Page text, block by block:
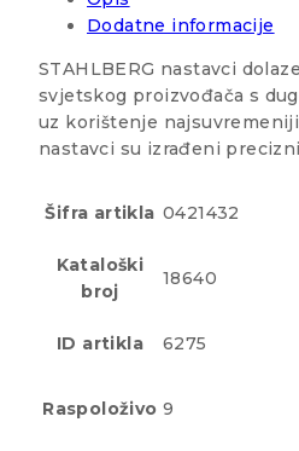
Dodatne informacije
STAHLBERG nastavci
svjetskog proizvođača s
uz korištenje
nastavci su izrađeni
Šifra artikla 0421432
Kataloški
broj
18640
ID artikla 6275
Raspoloživo 9